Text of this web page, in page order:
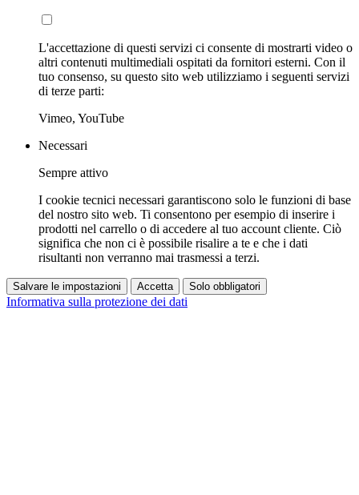
L'accettazione di questi servizi ci consente di mostrarti video o
altri contenuti multimediali ospitati da fornitori esterni. Con il
tuo consenso, su questo sito web utilizziamo i seguenti servizi
di terze parti:
Vimeo, YouTube
Necessari
Sempre attivo
I cookie tecnici necessari garantiscono solo le funzioni di base
del nostro sito web. Ti consentono per esempio di inserire i
prodotti nel carrello o di accedere al tuo account cliente. Ciò
significa che non ci è possibile risalire a te e che i dati
risultanti non verranno mai trasmessi a terzi.
Salvare le impostazioni Accetta Solo obbligatori
Informativa sulla protezione dei dati